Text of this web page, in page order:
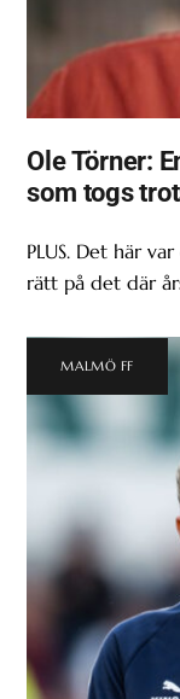
Ole Törner:
som togs
PLUS. Det här
rätt på det där
MALMÖ FF